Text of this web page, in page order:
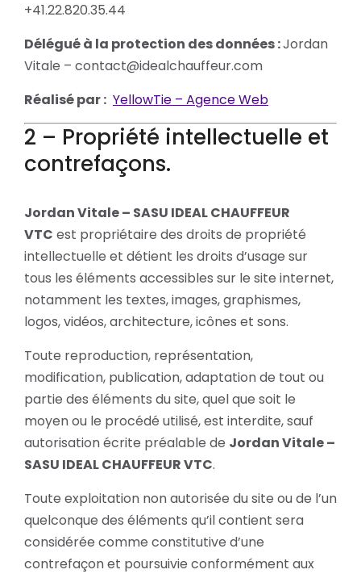
+41.22.820.35.44
Délégué à la protection des données :Jordan
Vitale – contact@idealchauffeur.com
Réalisé par : YellowTie – Agence Web
2 – Propriété intellectuelle et
contrefaçons.
Jordan Vitale – SASU IDEAL CHAUFFEUR
VTC est propriétaire des droits de propriété
intellectuelle et détient les droits d’usage sur
tous les éléments accessibles sur le site internet,
notamment les textes, images, graphismes,
logos, vidéos, architecture, icônes et sons.
Toute reproduction, représentation,
modification, publication, adaptation de tout ou
partie des éléments du site, quel que soit le
moyen ou le procédé utilisé, est interdite, sauf
autorisation écrite préalable de Jordan Vitale –
SASU IDEAL CHAUFFEUR VTC.
Toute exploitation non autorisée du site ou de l’un
quelconque des éléments qu’il contient sera
considérée comme constitutive d’une
contrefaçon et poursuivie conformément aux